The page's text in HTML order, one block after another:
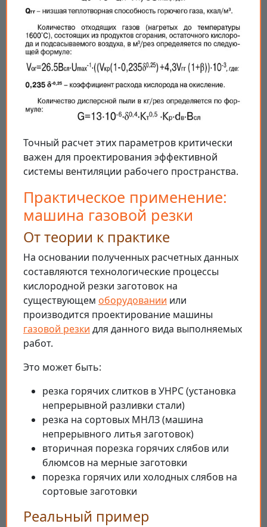
Точный расчет этих параметров критически
важен для проектирования эффективной
системы вентиляции рабочего пространства.
Практическое применение:
машина газовой резки
От теории к практике
На основании полученных расчетных данных
составляются технологические процессы
кислородной резки заготовок на
существующем оборудовании или
производится проектирование машины
газовой резки для данного вида выполняемых
работ.
Это может быть:
резка горячих слитков в УНРС (установка
непрерывной разливки стали)
резка на сортовых МНЛЗ (машина
непрерывного литья заготовок)
вторичная порезка горячих слябов или
блюмсов на мерные заготовки
порезка горячих или холодных слябов на
сортовые заготовки
Реальный пример